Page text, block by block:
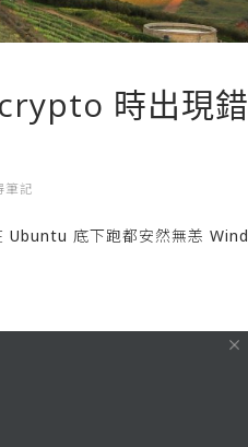
時出現錯
筆記
Ubuntu 底下跑都安然無恙 Wind